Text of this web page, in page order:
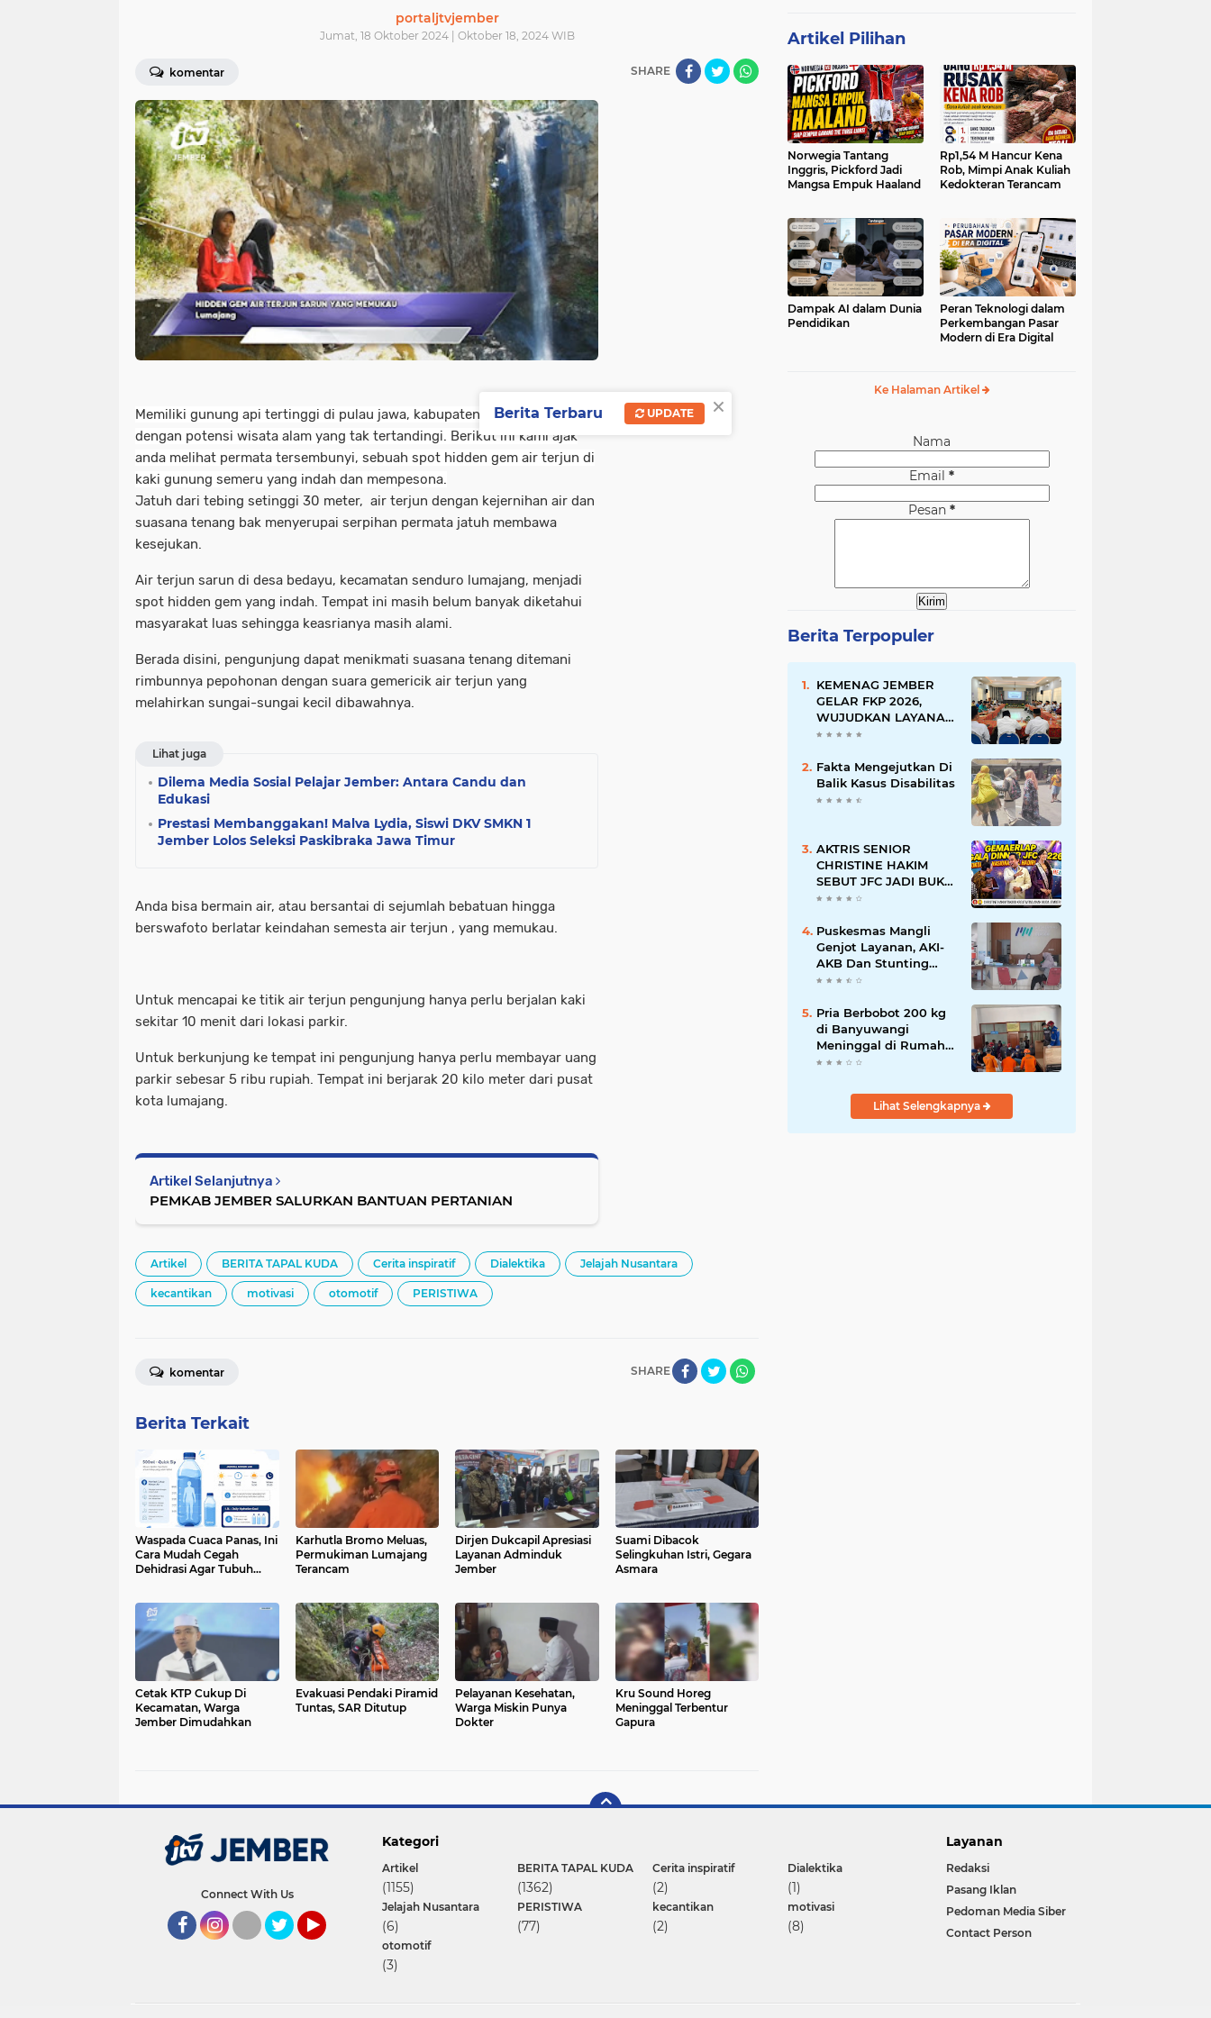
portaljtvjember
Jumat, 18 Oktober 2024 | Oktober 18, 2024 WIB
komentar SHARE
Memiliki gunung api tertinggi di pulau jawa, kabupaten lumajang identik
dengan potensi wisata alam yang tak tertandingi. Berikut ini kami ajak
anda melihat permata tersembunyi, sebuah spot hidden gem air terjun di
kaki gunung semeru yang indah dan mempesona.
Jatuh dari tebing setinggi 30 meter, air terjun dengan kejernihan air dan
suasana tenang bak menyerupai serpihan permata jatuh membawa
kesejukan.
Air terjun sarun di desa bedayu, kecamatan senduro lumajang, menjadi
spot hidden gem yang indah. Tempat ini masih belum banyak diketahui
masyarakat luas sehingga keasrianya masih alami.
Berada disini, pengunjung dapat menikmati suasana tenang ditemani
rimbunnya pepohonan dengan suara gemericik air terjun yang
melahirkan sungai-sungai kecil dibawahnya.
Lihat juga
Dilema Media Sosial Pelajar Jember: Antara Candu dan
Edukasi
Prestasi Membanggakan! Malva Lydia, Siswi DKV SMKN 1
Jember Lolos Seleksi Paskibraka Jawa Timur
Anda bisa bermain air, atau bersantai di sejumlah bebatuan hingga
berswafoto berlatar keindahan semesta air terjun , yang memukau.
Untuk mencapai ke titik air terjun pengunjung hanya perlu berjalan kaki
sekitar 10 menit dari lokasi parkir.
Untuk berkunjung ke tempat ini pengunjung hanya perlu membayar uang
parkir sebesar 5 ribu rupiah. Tempat ini berjarak 20 kilo meter dari pusat
kota lumajang.
Artikel Selanjutnya
PEMKAB JEMBER SALURKAN BANTUAN PERTANIAN
Artikel BERITA TAPAL KUDA Cerita inspiratif Dialektika Jelajah Nusantara
kecantikan motivasi otomotif PERISTIWA
SHARE
komentar
Berita Terkait
Waspada Cuaca Panas, Ini
Cara Mudah Cegah
Dehidrasi Agar Tubuh
Karhutla Bromo Meluas,
Permukiman Lumajang
Terancam
Dirjen Dukcapil Apresiasi
Layanan Adminduk
Jember
Suami Dibacok
Selingkuhan Istri, Gegara
Asmara
Cetak KTP Cukup Di
Kecamatan, Warga
Jember Dimudahkan
Evakuasi Pendaki Piramid
Tuntas, SAR Ditutup
Pelayanan Kesehatan,
Warga Miskin Punya
Dokter
Kru Sound Horeg
Meninggal Terbentur
Gapura
Artikel Pilihan
Norwegia Tantang
Inggris, Pickford Jadi
Mangsa Empuk Haaland
Rp1,54 M Hancur Kena
Rob, Mimpi Anak Kuliah
Kedokteran Terancam
Dampak AI dalam Dunia
Pendidikan
Peran Teknologi dalam
Perkembangan Pasar
Modern di Era Digital
Ke Halaman Artikel
Nama
Email *
Pesan *
Berita Terpopuler
KEMENAG JEMBER
GELAR FKP 2026,
WUJUDKAN LAYANAN
BERSINAR DAN
Fakta Mengejutkan Di
Balik Kasus Disabilitas
AKTRIS SENIOR
CHRISTINE HAKIM
SEBUT JFC JADI BUKTI
KREATIVITAS ANAK
Puskesmas Mangli
Genjot Layanan, AKI-
AKB Dan Stunting
Ditekan
Pria Berbobot 200 kg
di Banyuwangi
Meninggal di Rumah
Sakit, Pemulangan
Basarnas
Lihat Selengkapnya
Connect With Us
Kategori
Artikel
(1155)
BERITA TAPAL KUDA
(1362)
Cerita inspiratif
(2)
Dialektika
(1)
Jelajah Nusantara
(6)
PERISTIWA
(77)
kecantikan
(2)
motivasi
(8)
otomotif
(3)
Layanan
Redaksi
Pasang Iklan
Pedoman Media Siber
Contact Person
×
Berita Terbaru UPDATE